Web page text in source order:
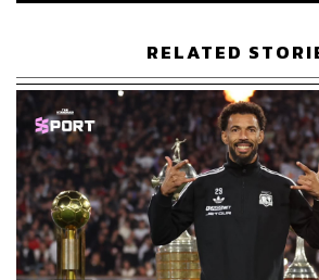
TAGS: Canelo Álvarez กีฬาฟุตบอล
กีฬ
Roger Federer
นักกีฬา
กีฬากอล์ฟ
NBA Dustin Johnson
กีฬาบาสเกตบอล
Kevin Durant
Lionel Messi
Phil Mickelson
Kylian Mbappé
รายได้
RELATED